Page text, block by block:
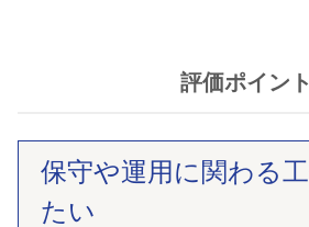
評価ポイント
保守や運用に関わる
たい